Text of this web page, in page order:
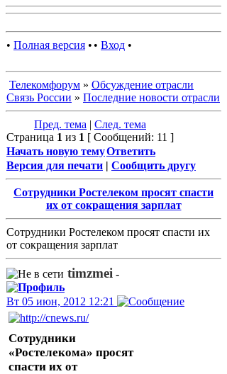
• Полная версия • • Вход •
Телекомфорум » Обсуждение отрасли
Связь России » Последние новости отрасли
Пред. тема | След. тема
Страница 1 из 1 [ Сообщений: 11 ]
Начать новую темуОтветить
Версия для печати | Сообщить другу
Сотрудники Ростелеком просят спасти
их от сокращения зарплат
Сотрудники Ростелеком просят спасти их
от сокращения зарплат
timzmei -
Вт 05 июн, 2012 12:21
Сотрудники
«Ростелекома» просят
спасти их от